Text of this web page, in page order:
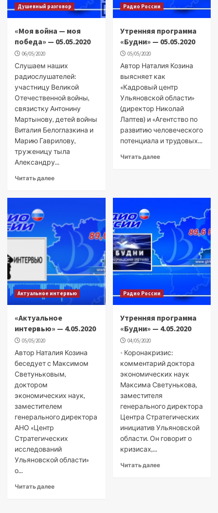
Душевный разговор
«Моя война — моя
победа» — 05.05.2020
06/05/2020
Слушаем наших
радиослушателей:
участницу Великой
Отечественной войны,
связистку Антонину
Мартынову, детей войны
Виталия Белоглазкина и
Марию Гаврилову,
труженицу тыла
Александру...
Читать далее
Радио России
Утренняя программа
«Будни» — 05.05.2020
05/05/2020
Автор Наталия Козина
выясняет как
«Кадровый центр
Ульяновской области»
(директор Николай
Лаптев) и «Агентство по
развитию человеческого
потенциала и трудовых...
Читать далее
Актуальное интервью
«Актуальное
интервью» — 4.05.2020
05/05/2020
Автор Наталия Козина
беседует с Максимом
Светуньковым,
доктором
экономических наук,
заместителем
генерального директора
АНО «Центр
Стратегических
исследований
Ульяновской области»
о...
Читать далее
Радио России
Утренняя программа
«Будни» — 4.05.2020
04/05/2020
- Коронакризис:
комментарий доктора
экономических наук
Максима Светунькова,
заместителя
генерального директора
Центра Стратегических
инициатив Ульяновской
области. Он говорит о
кризисах,...
Читать далее